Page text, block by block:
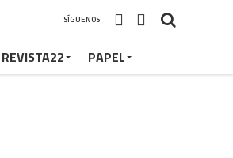
SÍGUENOS
REVISTA22 PAPEL